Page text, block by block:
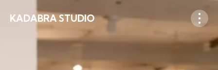
KADABRA STUDIO